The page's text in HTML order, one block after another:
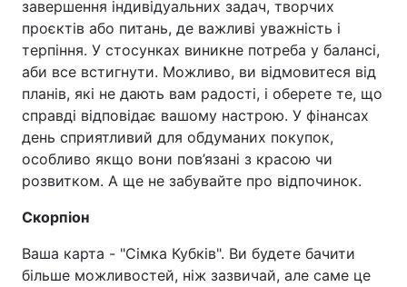
завершення індивідуальних задач, творчих
проєктів або питань, де важливі уважність і
терпіння. У стосунках виникне потреба у балансі,
аби все встигнути. Можливо, ви відмовитеся від
планів, які не дають вам радості, і оберете те, що
справді відповідає вашому настрою. У фінансах
день сприятливий для обдуманих покупок,
особливо якщо вони пов’язані з красою чи
розвитком. А ще не забувайте про відпочинок.
Скорпіон
Ваша карта - "Сімка Кубків". Ви будете бачити
більше можливостей, ніж зазвичай, але саме це